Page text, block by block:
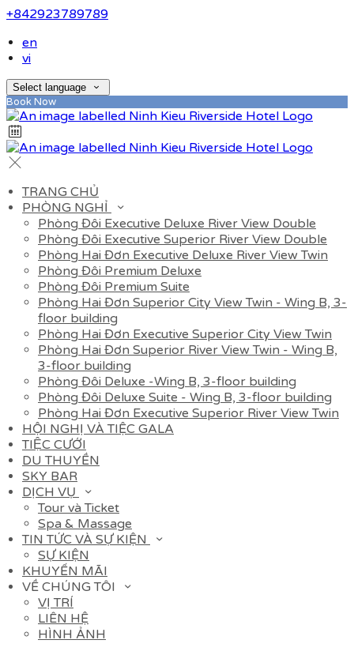
+842923789789
en
vi
Select language
Book Now
TRANG CHỦ
PHÒNG NGHỈ
Phòng Đôi Executive Deluxe River View Double
Phòng Đôi Executive Superior River View Double
Phòng Hai Đơn Executive Deluxe River View Twin
Phòng Đôi Premium Deluxe
Phòng Đôi Premium Suite
Phòng Hai Đơn Superior City View Twin - Wing B, 3-
floor building
Phòng Hai Đơn Executive Superior City View Twin
Phòng Hai Đơn Superior River View Twin - Wing B,
3-floor building
Phòng Đôi Deluxe -Wing B, 3-floor building
Phòng Đôi Deluxe Suite - Wing B, 3-floor building
Phòng Hai Đơn Executive Superior River View Twin
HỘI NGHỊ VÀ TIỆC GALA
TIỆC CƯỚI
DU THUYỀN
SKY BAR
DỊCH VỤ
Tour và Ticket
Spa & Massage
TIN TỨC VÀ SỰ KIỆN
SỰ KIỆN
KHUYẾN MÃI
VỀ CHÚNG TÔI
VỊ TRÍ
LIÊN HỆ
HÌNH ẢNH